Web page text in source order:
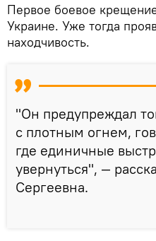
Первое боевое
Украине. Уже тогда
находчивость.
"Он предупреждал
с плотным огнем,
где единичные
увернуться", —
Сергеевна.